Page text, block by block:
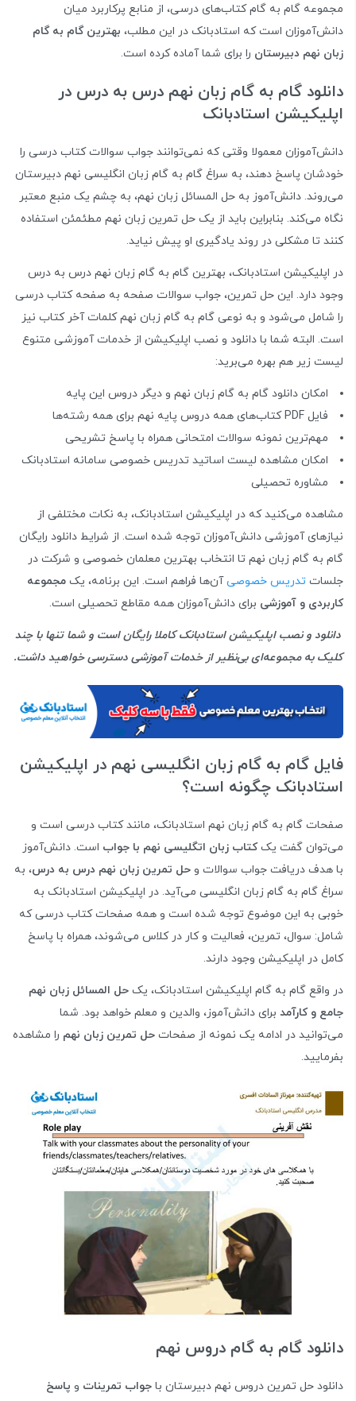
مجموعه گام به گام کتاب‌های درسی، از منابع پرکاربرد میان
دانش‌آموزان است که استادبانک در این مطلب، بهترین گام به گام
زبان نهم دبیرستان را برای شما آماده کرده است.
دانلود گام به گام زبان نهم درس به درس در
اپلیکیشن استادبانک
دانش‌آموزان معمولا وقتی که نمی‌توانند جواب سوالات کتاب درسی را
خودشان پاسخ دهند، به سراغ گام به گام زبان انگلیسی نهم دبیرستان
می‌روند. دانش‌آموز به حل المسائل زبان نهم، به چشم یک منبع معتبر
نگاه می‌کند. بنابراین باید از یک حل تمرین زبان نهم مطئمئن استفاده
کنند تا مشکلی در روند یادگیری او پیش نیاید.
در اپلیکیشن استادبانک، بهترین گام به گام زبان نهم درس به درس
وجود دارد. این حل تمرین، جواب سوالات صفحه به صفحه کتاب درسی
را شامل می‌شود و به نوعی گام به گام زبان نهم کلمات آخر کتاب نیز
است. البته شما با دانلود و نصب اپلیکیشن از خدمات آموزشی متنوع
لیست زیر هم بهره می‌برید:
امکان دانلود گام به گام زبان نهم و دیگر دروس این پایه
فایل PDF کتاب‌های همه دروس پایه نهم برای همه رشته‌ها
مهم‌ترین نمونه سوالات امتحانی همراه با پاسخ تشریحی
امکان مشاهده لیست اساتید تدریس خصوصی سامانه استادبانک
مشاوره تحصیلی
مشاهده می‌کنید که در اپلیکیشن استادبانک، به نکات مختلفی از
نیازهای آموزشی دانش‌آموزان توجه شده است. از شرایط دانلود رایگان
گام به گام زبان نهم تا انتخاب بهترین معلمان خصوصی و شرکت در
جلسات تدریس خصوصیآن‌ها فراهم است. این برنامه، یک مجموعه
کاربردی و آموزشی برای دانش‌آموزان همه مقاطع تحصیلی است.
دانلود و نصب اپلیکیشن استادبانک کاملا رایگان است و شما تنها با چند
کلیک به مجموعه‌ای بی‌نظیر از خدمات آموزشی دسترسی خواهید داشت.
فایل گام به گام زبان انگلیسی نهم در اپلیکیشن
استادبانک چگونه است؟
صفحات گام به گام زبان نهم استادبانک، مانند کتاب درسی است و
می‌توان گفت یککتاب زبان اتگلیسی نهم با جواب است. دانش‌آموز
با هدف دریافت جواب سوالات و حل تمرین زبان نهم درس به درس، به
سراغ گام به گام زبان انگلیسی می‌آید. در اپلیکیشن استادبانک به
خوبی به این موضوع توجه شده است و همه صفحات کتاب درسی که
شامل: سوال، تمرین، فعالیت و کار در کلاس می‌شوند، همراه با پاسخ
کامل در اپلیکیشن وجود دارند.
در واقع گام به گام اپلیکیشن استادبانک، یک حل المسائل زبان نهم
جامع و کارآمد برای دانش‌آموز، والدین و معلم خواهد بود. شما
می‌توانید در ادامه یک نمونه از صفحات حل تمرین زبان نهم را مشاهده
بفرمایید.
دانلود گام به گام دروس نهم
دانلود حل تمرین دروس نهم دبیرستان با جواب تمرینات و پاسخ